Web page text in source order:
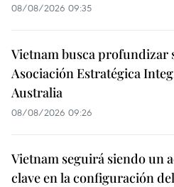
08/08/2026 09:35
Vietnam busca profundizar
Asociación Estratégica
Australia
08/08/2026 09:26
Vietnam seguirá siendo un
clave en la configuración